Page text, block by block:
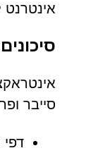
אינטרנט
סייבר